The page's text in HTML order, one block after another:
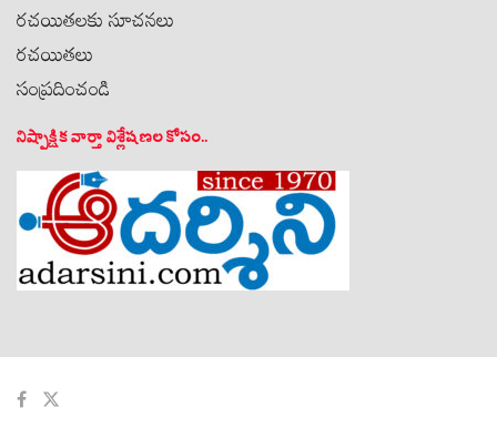
రచయితలకు సూచనలు
రచయితలు
సంప్రదించండి
నిష్పాక్షిక వార్తా విశ్లేషణల కోసం..